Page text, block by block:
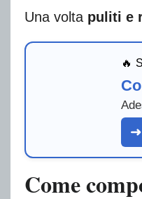
Una volta puliti e
🔥
Come